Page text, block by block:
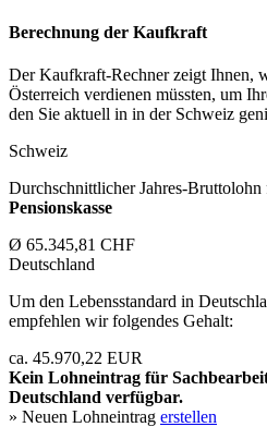
Berechnung der Kaufkraft
Der Kaufkraft-Rechner zeigt Ihnen,
Österreich verdienen müssten, um
den Sie aktuell in in der Schweiz
Schweiz
Durchschnittlicher Jahres-Bruttolohn
Pensionskasse
Ø 65.345,81 CHF
Deutschland
Um den Lebensstandard in
empfehlen wir folgendes Gehalt:
ca. 45.970,22 EUR
Kein Lohneintrag für
Deutschland verfügbar.
» Neuen Lohneintrag erstellen